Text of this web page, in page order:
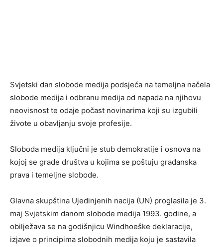
Svjetski dan slobode medija podsjeća na temeljna načela
slobode medija i odbranu medija od napada na njihovu
neovisnost te odaje počast novinarima koji su izgubili
živote u obavljanju svoje profesije.
Sloboda medija ključni je stub demokratije i osnova na
kojoj se grade društva u kojima se poštuju građanska
prava i temeljne slobode.
Glavna skupština Ujedinjenih nacija (UN) proglasila je 3.
maj Svjetskim danom slobode medija 1993. godine, a
obilježava se na godišnjicu Windhoeške deklaracije,
izjave o principima slobodnih medija koju je sastavila